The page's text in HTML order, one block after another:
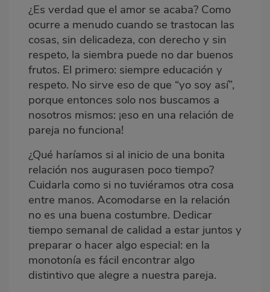
¿Es verdad que el amor se acaba? Como
ocurre a menudo cuando se trastocan las
cosas, sin delicadeza, con derecho y sin
respeto, la siembra puede no dar buenos
frutos. El primero: siempre educación y
respeto. No sirve eso de que “yo soy así”,
porque entonces solo nos buscamos a
nosotros mismos: ¡eso en una relación de
pareja no funciona!
¿Qué haríamos si al inicio de una bonita
relación nos augurasen poco tiempo?
Cuidarla como si no tuviéramos otra cosa
entre manos. Acomodarse en la relación
no es una buena costumbre. Dedicar
tiempo semanal de calidad a estar juntos y
preparar o hacer algo especial: en la
monotonía es fácil encontrar algo
distintivo que alegre a nuestra pareja.